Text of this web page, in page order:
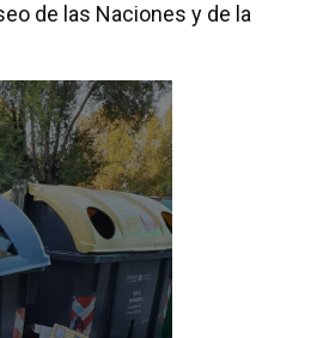
de las Naciones y de la